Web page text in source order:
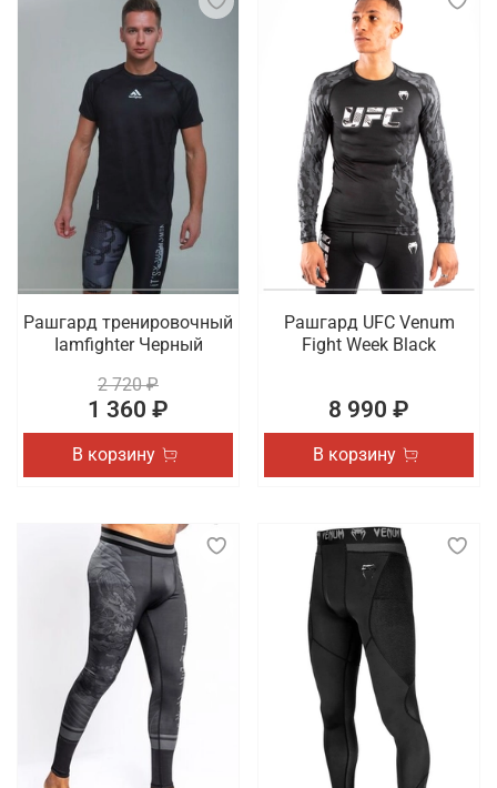
Рашгард тренировочный
Iamfighter Черный
2 720 ₽
1 360 ₽
В корзину
Рашгард UFC Venum
Fight Week Black
8 990 ₽
В корзину